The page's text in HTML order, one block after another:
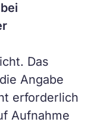
Das
Angabe
erforderlich
Aufnahme